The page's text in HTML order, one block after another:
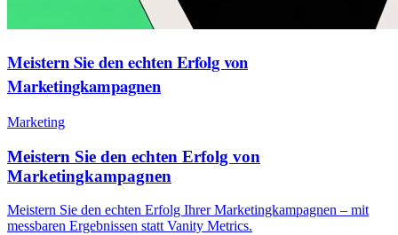
Meistern Sie den echten Erfolg von
Marketingkampagnen
Marketing
Meistern Sie den echten Erfolg von
Marketingkampagnen
Meistern Sie den echten Erfolg Ihrer Marketingkampagnen – mit
messbaren Ergebnissen statt Vanity Metrics.